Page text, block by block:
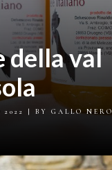
della val
2022 | BY GALLO NERO